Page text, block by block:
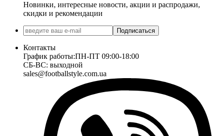
Новинки, интересные новости, акции и распродажи,
скидки и рекомендации
Подписаться
Контакты
График работы:ПН-ПТ 09:00-18:00
СБ-ВС: выходной
sales@footballstyle.com.ua